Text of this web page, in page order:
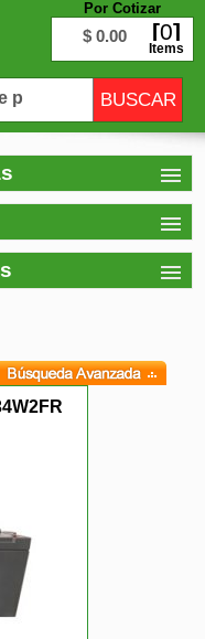
Por Cotizar
$ 0.00 0
Items